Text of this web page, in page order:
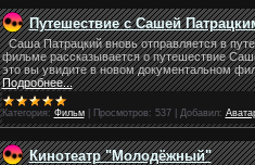
Путешествие с Сашей
Саша Патрацкий вновь отправляется в
фильме рассказывается о путешествие
это вы увидите в новом документальном
Подробнее...
Категория: Фильм Просмотров: 537 Добавил:
Кинотеатр "Молодёжный"